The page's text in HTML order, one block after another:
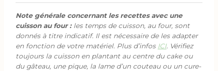
Note générale concernant les recettes avec une
cuisson au four :les temps de cuisson, au four, sont
donnés à titre indicatif. Il est nécessaire de les adapter
en fonction de votre matériel. Plus d’infos ICI. Vérifiez
toujours la cuisson en plantant au centre du cake ou
du gâteau, une pique, la lame d’un couteau ou un cure-